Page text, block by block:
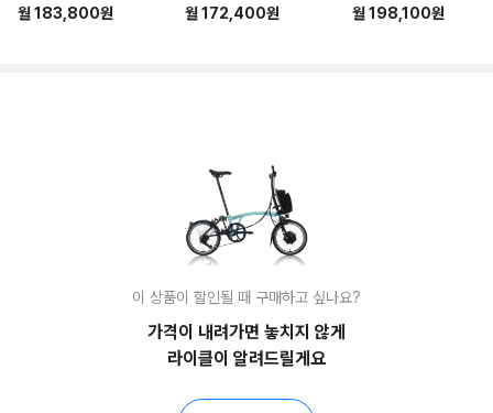
월 183,800원 월 172,400원 월 198,100원
이 상품이 할인될 때 구매하고 싶나요?
가격이 내려가면 놓치지 않게
라이클이 알려드릴게요